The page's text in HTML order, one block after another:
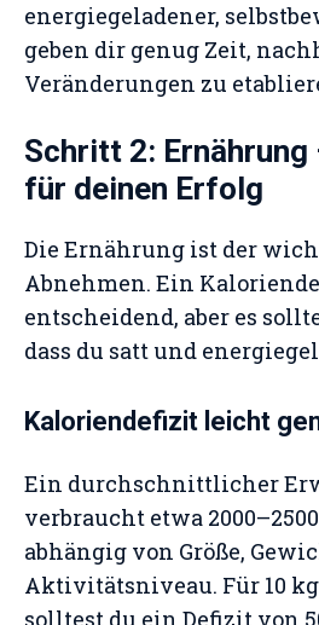
energiegeladener,
geben dir genug Zeit,
Veränderungen zu
Schritt 2: Ernährung
für deinen Erfolg
Die Ernährung ist der
Abnehmen. Ein
entscheidend, aber es
dass du satt und
Kaloriendefizit leicht
Ein durchschnittlicher
verbraucht etwa
abhängig von Größe,
Aktivitätsniveau. Für 10
solltest du ein Defizit von